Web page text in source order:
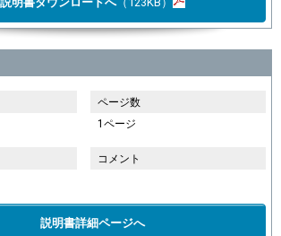
ページ数
1ページ
コメント
説明書詳細ページへ